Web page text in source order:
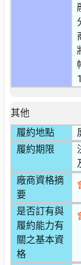
其他
履約地點
履約期限
廠商資格摘
要
是否訂有與
履約能力有
關之基本資
格